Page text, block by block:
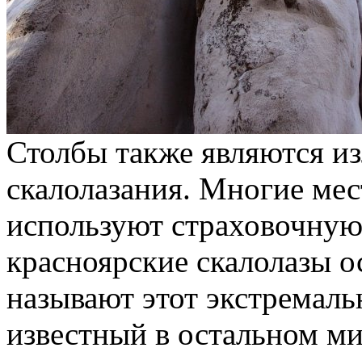
Столбы также являются
скалолазания. Многие
используют
красноярские скалолазы
называют этот
известный в остальном